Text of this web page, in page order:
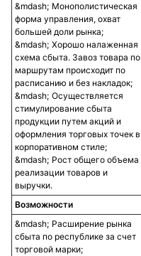
Монополистическая
форма управления, охват
большей доли рынка;
Хорошо налаженная
схема сбыта. Завоз товара по
маршрутам происходит по
расписанию и без накладок;
Осуществляется
стимулирование сбыта
продукции путем акций и
оформления торговых точек в
корпоративном стиле;
Рост общего объема
реализации товаров и
выручки.
Возможности
Расширение рынка
сбыта по республике за счет
торговой марки;